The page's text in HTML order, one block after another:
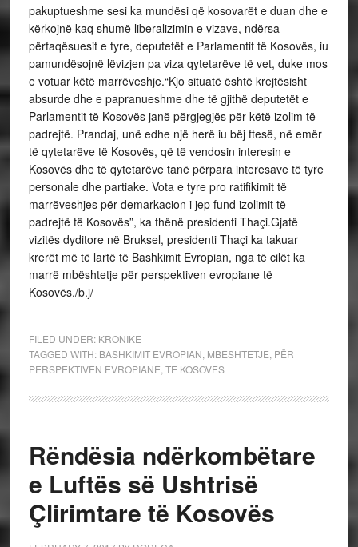
pakuptueshme sesi ka mundësi që kosovarët e duan dhe e
kërkojnë kaq shumë liberalizimin e vizave, ndërsa
përfaqësuesit e tyre, deputetët e Parlamentit të Kosovës, iu
pamundësojnë lëvizjen pa viza qytetarëve të vet, duke mos
e votuar këtë marrëveshje.“Kjo situatë është krejtësisht
absurde dhe e papranueshme dhe të gjithë deputetët e
Parlamentit të Kosovës janë përgjegjës për këtë izolim të
padrejtë. Prandaj, unë edhe një herë iu bëj ftesë, në emër
të qytetarëve të Kosovës, që të vendosin interesin e
Kosovës dhe të qytetarëve tanë përpara interesave të tyre
personale dhe partiake. Vota e tyre pro ratifikimit të
marrëveshjes për demarkacion i jep fund izolimit të
padrejtë të Kosovës”, ka thënë presidenti Thaçi.Gjatë
vizitës dyditore në Bruksel, presidenti Thaçi ka takuar
krerët më të lartë të Bashkimit Evropian, nga të cilët ka
marrë mbështetje për perspektiven evropiane të
Kosovës./b.j/
FILED UNDER: KRONIKE
TAGGED WITH: BASHKIMIT EVROPIAN MBESHTETJE PËR
PERSPEKTIVEN EVROPIANE TE KOSOVES
Rëndësia ndërkombëtare
e Luftës së Ushtrisë
Çlirimtare të Kosovës